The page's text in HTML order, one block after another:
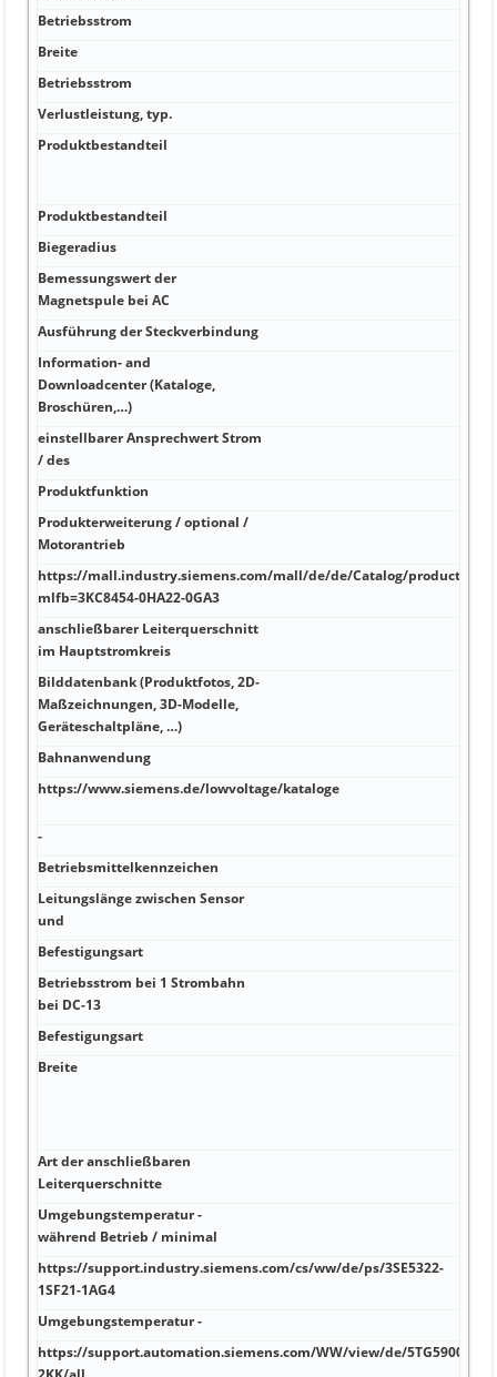
Betriebsstrom
Breite
Betriebsstrom
Verlustleistung, typ.
Produktbestandteil
Produktbestandteil
Biegeradius
Bemessungswert der
Magnetspule bei AC
Ausführung der Steckverbindung
Information- and
Downloadcenter (Kataloge,
Broschüren,…)
einstellbarer Ansprechwert Strom
/ des
Produktfunktion
Produkterweiterung / optional /
Motorantrieb
https://mall.industry.siemens.com/mall/de/de/Catalog/product?
mlfb=3KC8454-0HA22-0GA3
anschließbarer Leiterquerschnitt
im Hauptstromkreis
Bilddatenbank (Produktfotos, 2D-
Maßzeichnungen, 3D-Modelle,
Geräteschaltpläne, …)
Bahnanwendung
https://www.siemens.de/lowvoltage/kataloge
-
Betriebsmittelkennzeichen
Leitungslänge zwischen Sensor
und
Befestigungsart
Betriebsstrom bei 1 Strombahn
bei DC-13
Befestigungsart
Breite
Art der anschließbaren
Leiterquerschnitte
Umgebungstemperatur -
während Betrieb / minimal
https://support.industry.siemens.com/cs/ww/de/ps/3SE5322-
1SF21-1AG4
Umgebungstemperatur -
https://support.automation.siemens.com/WW/view/de/5TG5900-